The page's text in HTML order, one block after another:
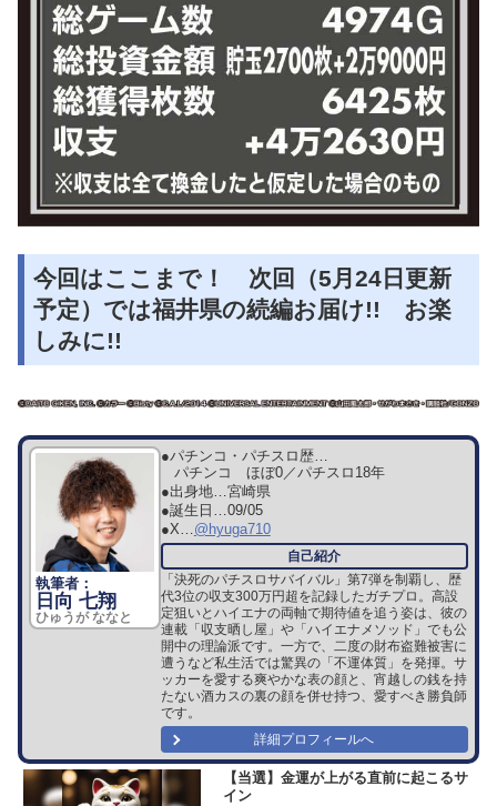
今回はここまで！ 次回（5月24日更新
予定）では福井県の続編お届け!! お楽
しみに!!
日向 七翔
ひゅうが ななと
●パチンコ・パチスロ歴…
パチンコ ほぼ0／パチスロ18年
●出身地…宮崎県
●誕生日…09/05
●X…@hyuga710
「決死のパチスロサバイバル」第7弾を制覇し、歴
代3位の収支300万円超を記録したガチプロ。高設
定狙いとハイエナの両軸で期待値を追う姿は、彼の
連載「収支晒し屋」や「ハイエナメソッド」でも公
開中の理論派です。一方で、二度の財布盗難被害に
遭うなど私生活では驚異の「不運体質」を発揮。サ
ッカーを愛する爽やかな表の顔と、宵越しの銭を持
たない酒カスの裏の顔を併せ持つ、愛すべき勝負師
です。
詳細プロフィールへ
【当選】金運が上がる直前に起こるサ
イン